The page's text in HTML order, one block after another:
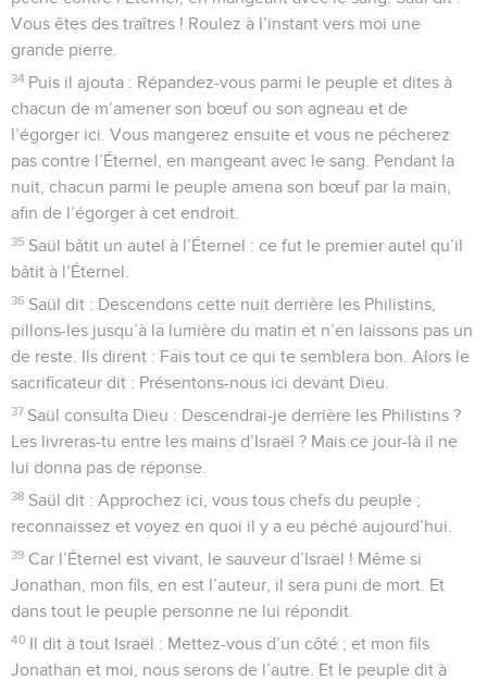
Vous êtes des traîtres ! Roulez à l’instant vers moi une
grande pierre.
34 Puis il ajouta : Répandez-vous parmi le peuple et dites à
chacun de m’amener son bœuf ou son agneau et de
l’égorger ici. Vous mangerez ensuite et vous ne pécherez
pas contre l’Éternel, en mangeant avec le sang. Pendant la
nuit, chacun parmi le peuple amena son bœuf par la main,
afin de l’égorger à cet endroit.
35 Saül bâtit un autel à l’Éternel : ce fut le premier autel qu’il
bâtit à l’Éternel.
36 Saül dit : Descendons cette nuit derrière les Philistins,
pillons-les jusqu’à la lumière du matin et n’en laissons pas un
de reste. Ils dirent : Fais tout ce qui te semblera bon. Alors le
sacrificateur dit : Présentons-nous ici devant Dieu.
37 Saül consulta Dieu : Descendrai-je derrière les Philistins ?
Les livreras-tu entre les mains d’Israël ? Mais ce jour-là il ne
lui donna pas de réponse.
38 Saül dit : Approchez ici, vous tous chefs du peuple ;
reconnaissez et voyez en quoi il y a eu péché aujourd’hui.
39 Car l’Éternel est vivant, le sauveur d’Israël ! Même si
Jonathan, mon fils, en est l’auteur, il sera puni de mort. Et
dans tout le peuple personne ne lui répondit.
40 Il dit à tout Israël : Mettez-vous d’un côté ; et mon fils
Jonathan et moi, nous serons de l’autre. Et le peuple dit à